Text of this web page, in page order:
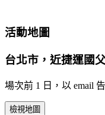
活動地圖
台北市，近捷運國
場次前 1 日，以 email
檢視地圖